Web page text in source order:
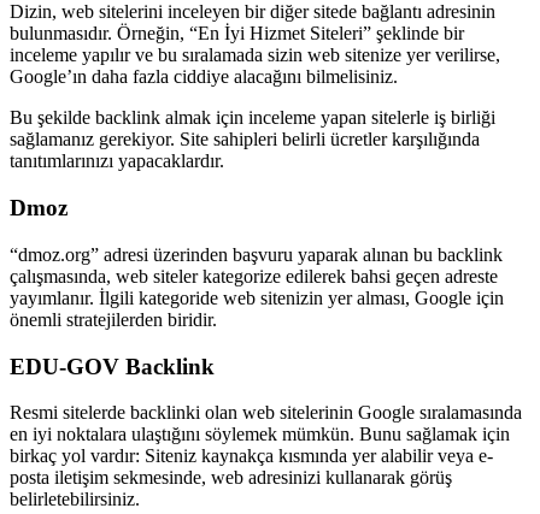
Dizin, web sitelerini inceleyen bir diğer sitede bağlantı adresinin
bulunmasıdır. Örneğin, “En İyi Hizmet Siteleri” şeklinde bir
inceleme yapılır ve bu sıralamada sizin web sitenize yer verilirse,
Google’ın daha fazla ciddiye alacağını bilmelisiniz.
Bu şekilde backlink almak için inceleme yapan sitelerle iş birliği
sağlamanız gerekiyor. Site sahipleri belirli ücretler karşılığında
tanıtımlarınızı yapacaklardır.
Dmoz
“dmoz.org” adresi üzerinden başvuru yaparak alınan bu backlink
çalışmasında, web siteler kategorize edilerek bahsi geçen adreste
yayımlanır. İlgili kategoride web sitenizin yer alması, Google için
önemli stratejilerden biridir.
EDU-GOV Backlink
Resmi sitelerde backlinki olan web sitelerinin Google sıralamasında
en iyi noktalara ulaştığını söylemek mümkün. Bunu sağlamak için
birkaç yol vardır: Siteniz kaynakça kısmında yer alabilir veya e-
posta iletişim sekmesinde, web adresinizi kullanarak görüş
belirletebilirsiniz.